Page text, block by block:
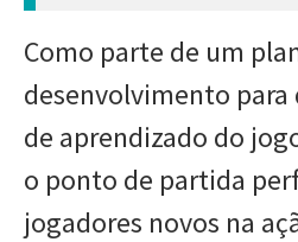
Como parte de um
desenvolvimento
de aprendizado do
o ponto de partida
jogadores novos na